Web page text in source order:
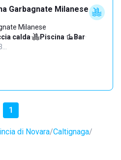
Garbagnate Milanese
Milanese
calda· Piscina· Bar·
1
di Novara Caltignaga